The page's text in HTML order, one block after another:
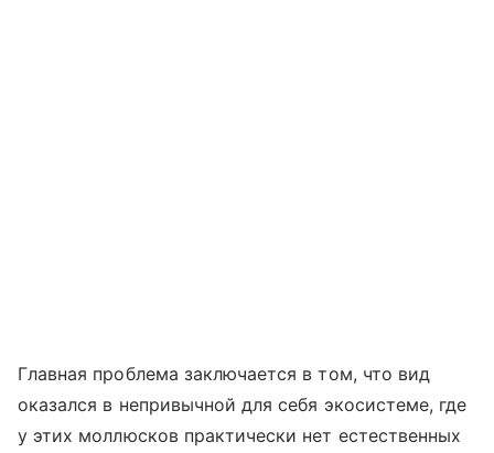
Главная проблема заключается в том, что вид
оказался в непривычной для себя экосистеме, где
у этих моллюсков практически нет естественных